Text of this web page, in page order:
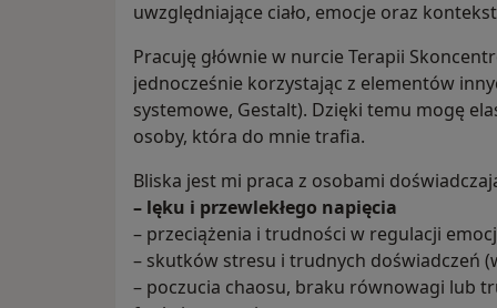
uwzględniające ciało, emocje oraz
Pracuję głównie w nurcie Terapii
jednocześnie korzystając z elementów
systemowe, Gestalt). Dzięki temu mogę
osoby, która do mnie trafia.
Bliska jest mi praca z osobami
– lęku i przewlekłego napięcia
– przeciążenia i trudności w regulacji
– skutków stresu i trudnych doświadczeń
– poczucia chaosu, braku równowagi lub